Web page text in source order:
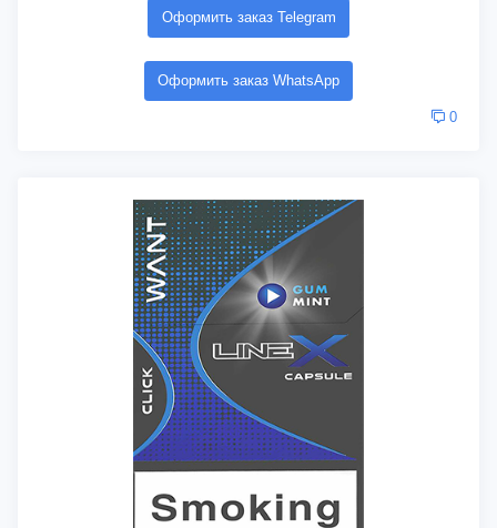
Оформить заказ Telegram
Оформить заказ WhatsApp
0